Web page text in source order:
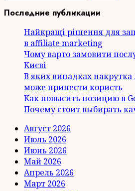
Последние публикации
Найкращі рішення для
в affiliate marketing
Чому варто замовити
Києві
В яких випадках накрутка
може принести користь
Как повысить позицию в
Почему стоит выбирать
Август 2026
Июль 2026
Июнь 2026
Май 2026
Апрель 2026
Март 2026